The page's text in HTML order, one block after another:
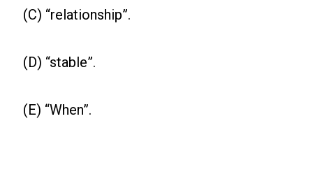
(C) “relationship”.
(D) “stable”.
(E) “When”.